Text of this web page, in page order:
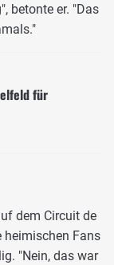
betonte er. "Das
für
dem Circuit de
heimischen Fans
"Nein, das war